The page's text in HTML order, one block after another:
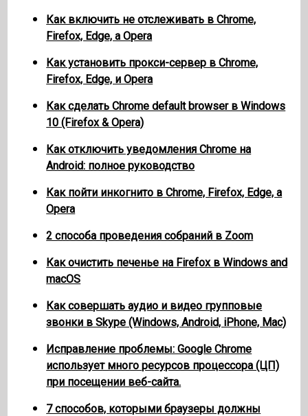
Как включить не отслеживать в Chrome,
Firefox, Edge, а Opera
Как установить прокси-сервер в Chrome,
Firefox, Edge, и Opera
Как сделать Chrome default browser в Windows
10 (Firefox & Opera)
Как отключить уведомления Chrome на
Android: полное руководство
Как пойти инкогнито в Chrome, Firefox, Edge, а
Opera
2 способа проведения собраний в Zoom
Как очистить печенье на Firefox в Windows and
macOS
Как совершать аудио и видео групповые
звонки в Skype (Windows, Android, iPhone, Mac)
Исправление проблемы: Google Chrome
использует много ресурсов процессора (ЦП)
при посещении веб-сайта.
7 способов, которыми браузеры должны